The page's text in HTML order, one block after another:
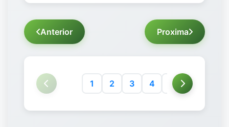
Anterior Proxima
1 2 3 4 5 6